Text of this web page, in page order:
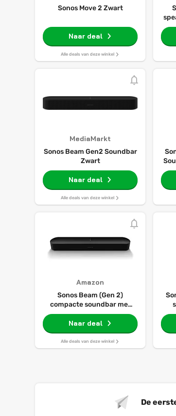
Sonos Move 2 Zwart
Naar deal
Alle deals van deze winkel
MediaMarkt
Sonos Beam Gen2 Soundbar
Zwart
Naar deal
Alle deals van deze winkel
Amazon
Sonos Beam (Gen 2)
compacte soundbar met
Dolby Atmos en
stembediening - zwart
Naar deal
Alle deals van deze winkel
De